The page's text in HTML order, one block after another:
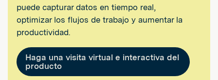
puede capturar datos en tiempo real,
optimizar los flujos de trabajo y aumentar la
productividad.
Haga una visita virtual e interactiva del
producto